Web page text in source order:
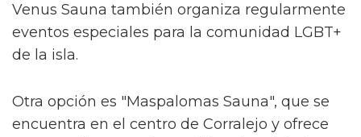
Venus Sauna también organiza regularmente
eventos especiales para la comunidad LGBT+
de la isla.
Otra opción es "Maspalomas Sauna", que se
encuentra en el centro de Corralejo y ofrece